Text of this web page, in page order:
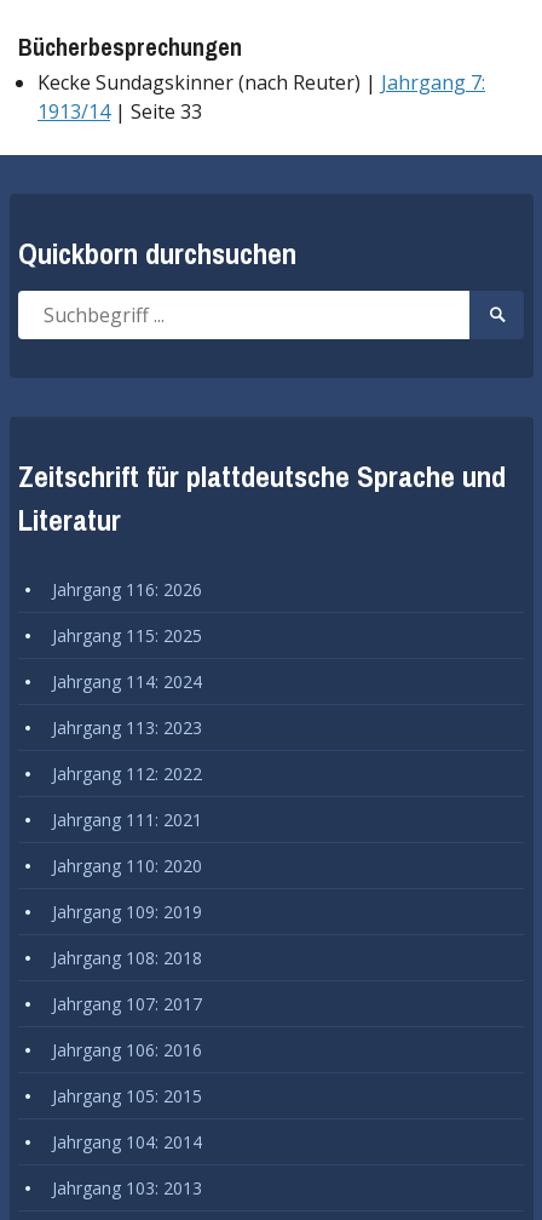
Bücherbesprechungen
Kecke Sundagskinner (nach Reuter) | Jahrgang 7:
1913/14| Seite 33
Quickborn durchsuchen
Suche
nach:
Suche
Zeitschrift für plattdeutsche Sprache und
Literatur
Jahrgang 116: 2026
Jahrgang 115: 2025
Jahrgang 114: 2024
Jahrgang 113: 2023
Jahrgang 112: 2022
Jahrgang 111: 2021
Jahrgang 110: 2020
Jahrgang 109: 2019
Jahrgang 108: 2018
Jahrgang 107: 2017
Jahrgang 106: 2016
Jahrgang 105: 2015
Jahrgang 104: 2014
Jahrgang 103: 2013